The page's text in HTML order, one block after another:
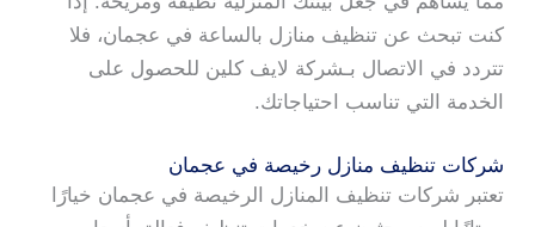
كنت تبحث عن تنظيف منازل بالساعة في عجمان، فلا
تتردد في الاتصال بـشركة لايف كلين للحصول على
الخدمة التي تناسب احتياجاتك.
شركات تنظيف منازل رخيصة في عجمان
تعتبر شركات تنظيف المنازل الرخيصة في عجمان خيارًا